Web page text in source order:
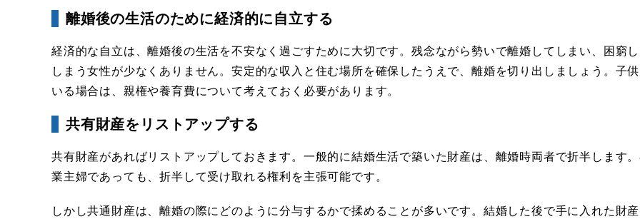
離婚後の生活のために経済的に自立する
経済的な自立は、離婚後の生活を不安なく過ごすために大切です。残念ながら勢いで離婚してしまい、困窮し
しまう女性が少なくありません。安定的な収入と住む場所を確保したうえで、離婚を切り出しましょう。子
いる場合は、親権や養育費について考えておく必要があります。
共有財産をリストアップする
共有財産があればリストアップしておきます。一般的に結婚生活で築いた財産は、離婚時両者で折半します
業主婦であっても、折半して受け取れる権利を主張可能です。
しかし共通財産は、離婚の際にどのように分与するかで揉めることが多いです。結婚した後で手に入れた財産